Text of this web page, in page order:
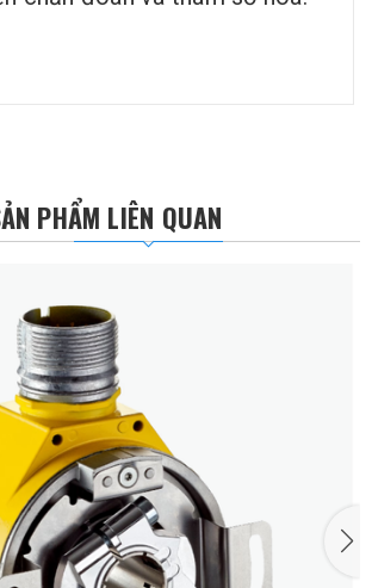
PHẨM LIÊN QUAN